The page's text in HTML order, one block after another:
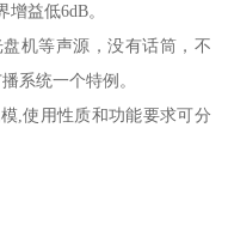
益低6dB。
机等声源，没有话筒，不
系统一个特例。
,使用性质和功能要求可分